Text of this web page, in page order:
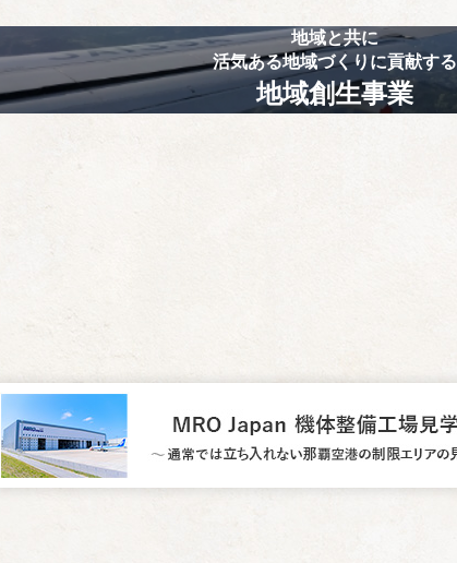
地域と共に
活気ある地域づくりに貢献する
地域創生事業